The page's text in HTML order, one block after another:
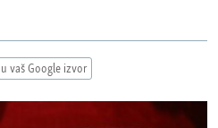
vaš Google izvor